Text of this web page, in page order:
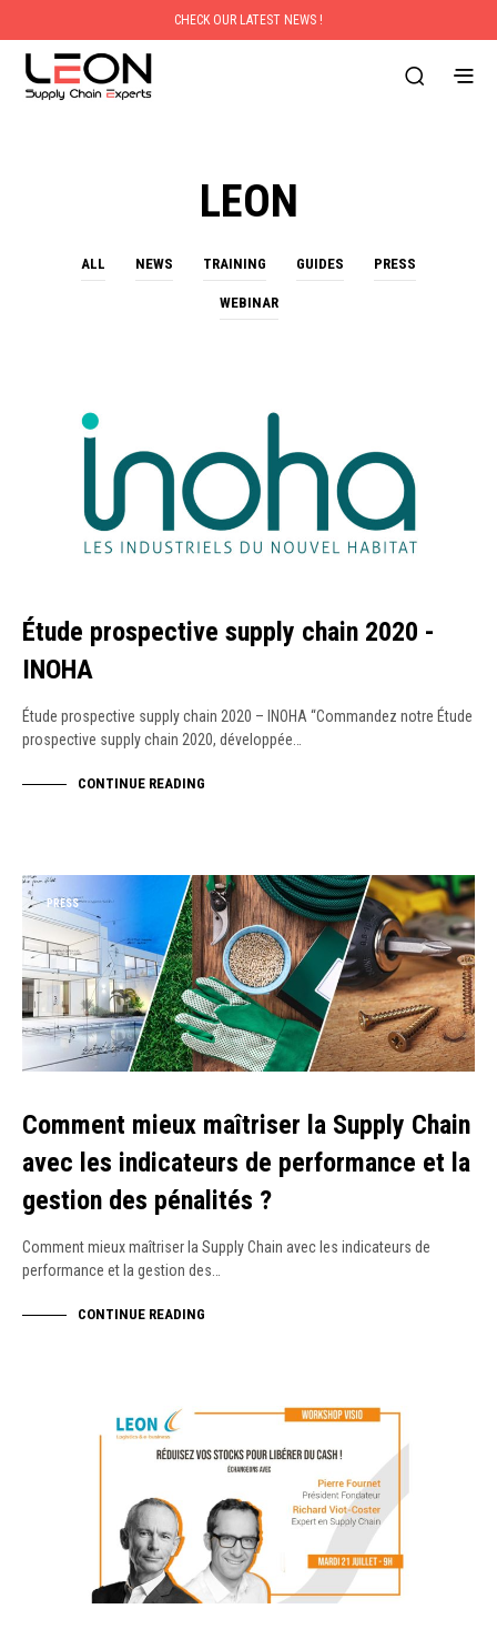
CHECK OUR LATEST NEWS !
LEON
ALL NEWS TRAINING GUIDES PRESS
WEBINAR
Étude prospective supply chain 2020 -
INOHA
Étude prospective supply chain 2020 – INOHA “Commandez notre Étude
prospective supply chain 2020, développée…
CONTINUE READING
PRESS
Comment mieux maîtriser la Supply Chain
avec les indicateurs de performance et la
gestion des pénalités ?
Comment mieux maîtriser la Supply Chain avec les indicateurs de
performance et la gestion des…
CONTINUE READING